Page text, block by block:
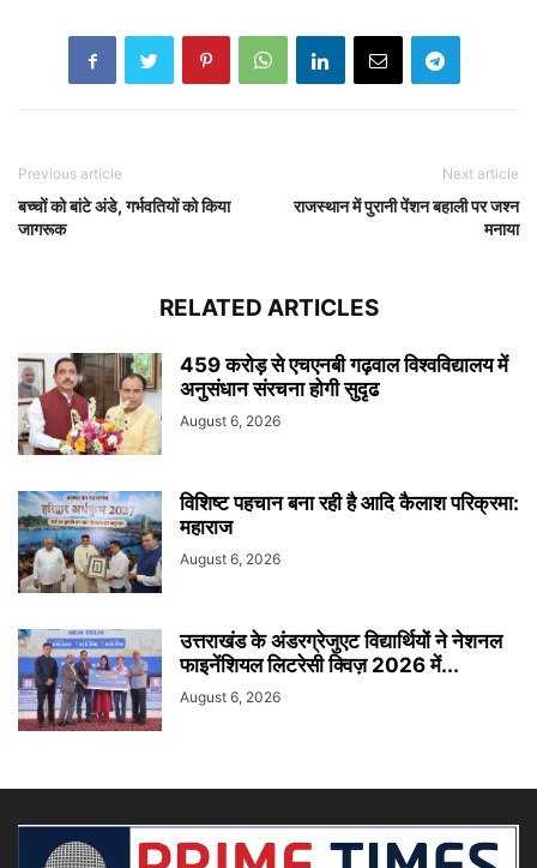
Previous article
बच्चों को बांटे अंडे, गर्भवतियों को किया
जागरूक
Next article
राजस्थान में पुरानी पेंशन बहाली पर जश्न
मनाया
RELATED ARTICLES
459 करोड़ से एचएनबी गढ़वाल विश्वविद्यालय में
अनुसंधान संरचना होगी सुदृढ
August 6, 2026
विशिष्ट पहचान बना रही है आदि कैलाश परिक्रमा:
महाराज
August 6, 2026
उत्तराखंड के अंडरग्रेजुएट विद्यार्थियों ने नेशनल
फाइनेंशियल लिटरेसी क्विज़ 2026 में...
August 6, 2026